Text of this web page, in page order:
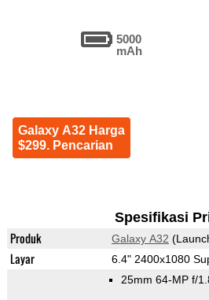
5000
mAh
Galaxy A32 Harga
$299. Pencarian
Spesifikasi
Produk Galaxy A32
Layar 6.4" 2400x1080
25mm 64-MP f/